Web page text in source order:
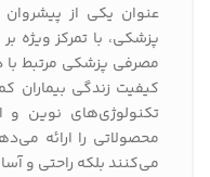
عنوان یکی از
پزشکی، با تمرکز
مصرفی پزشکی مرتبط با
کیفیت زندگی بیماران
تکنولوژی‌های نوین و
محصولاتی را ارائه
می‌کنند بلکه راحتی و